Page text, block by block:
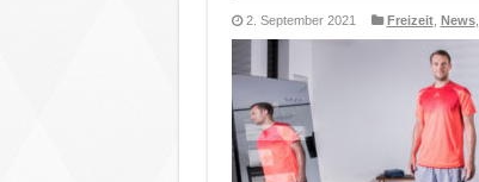
2. September 2021 Freizeit, News,